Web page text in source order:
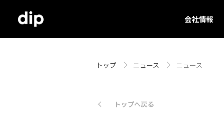
会社情報
トップ ニュース ニュース
トップへ戻る